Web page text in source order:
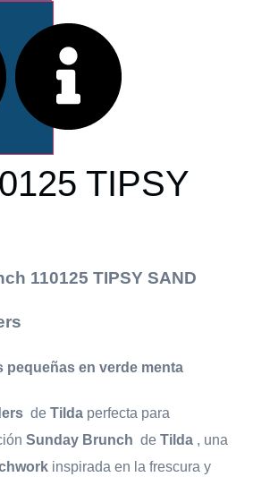
TIPSY
110125 TIPSY SAND
pequeñas en verde menta
de Tilda perfecta para
Sunday Brunch de Tilda , una
inspirada en la frescura y